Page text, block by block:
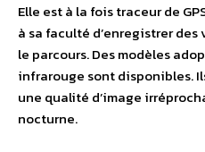
Elle est à la fois traceur de
à sa faculté d’enregistrer
le parcours. Des modèles
infrarouge sont disponibles.
une qualité d’image
nocturne.